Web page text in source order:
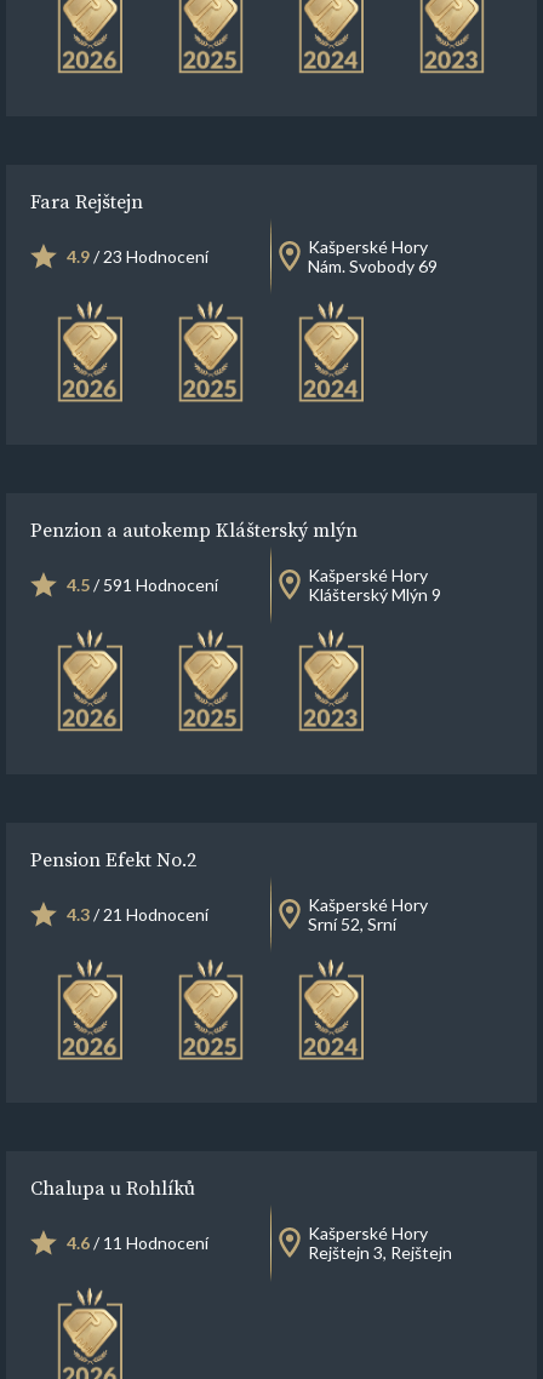
Fara Rejštejn
4.9/ 23 Hodnocení
Kašperské Hory
Nám. Svobody 69
Penzion a autokemp Klášterský mlýn
4.5/ 591 Hodnocení
Kašperské Hory
Klášterský Mlýn 9
Pension Efekt No.2
4.3/ 21 Hodnocení
Kašperské Hory
Srní 52, Srní
Chalupa u Rohlíků
4.6/ 11 Hodnocení
Kašperské Hory
Rejštejn 3, Rejštejn